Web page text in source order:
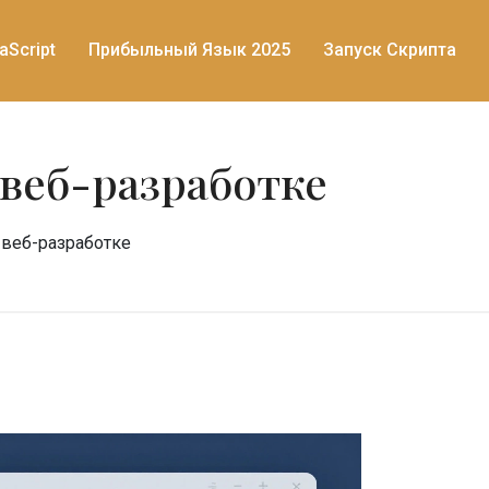
Прибыльный Язык 2025 Запуск Скрипта
разработке
разработке